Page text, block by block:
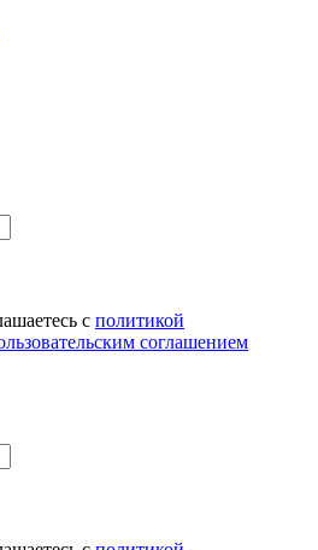
с политикой
соглашением